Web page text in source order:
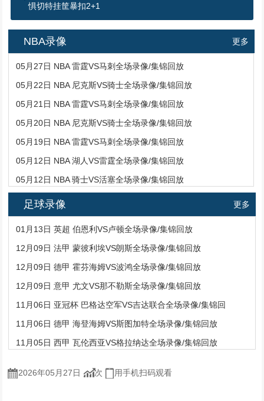
惧切特挂筐暴扣2+1
NBA录像 更多
05月27日 NBA 雷霆VS马刺全场录像/集锦回放
05月22日 NBA 尼克斯VS骑士全场录像/集锦回放
05月21日 NBA 雷霆VS马刺全场录像/集锦回放
05月20日 NBA 尼克斯VS骑士全场录像/集锦回放
05月19日 NBA 雷霆VS马刺全场录像/集锦回放
05月12日 NBA 湖人VS雷霆全场录像/集锦回放
05月12日 NBA 骑士VS活塞全场录像/集锦回放
足球录像 更多
01月13日 英超 伯恩利VS卢顿全场录像/集锦回放
12月09日 法甲 蒙彼利埃VS朗斯全场录像/集锦回放
12月09日 德甲 霍芬海姆VS波鸿全场录像/集锦回放
12月09日 意甲 尤文VS那不勒斯全场录像/集锦回放
11月06日 亚冠杯 巴格达空军VS吉达联合全场录像/集锦回
11月06日 德甲 海登海姆VS斯图加特全场录像/集锦回放
11月05日 西甲 瓦伦西亚VS格拉纳达全场录像/集锦回放
2026年05月27日 次 用手机扫码观看